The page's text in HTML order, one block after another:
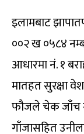
इलामबाट
००२ ख ०५८४
आधारमा नं. १
मातहत सुरक्षा
फौजले चेक जाँच
गाँजासहित